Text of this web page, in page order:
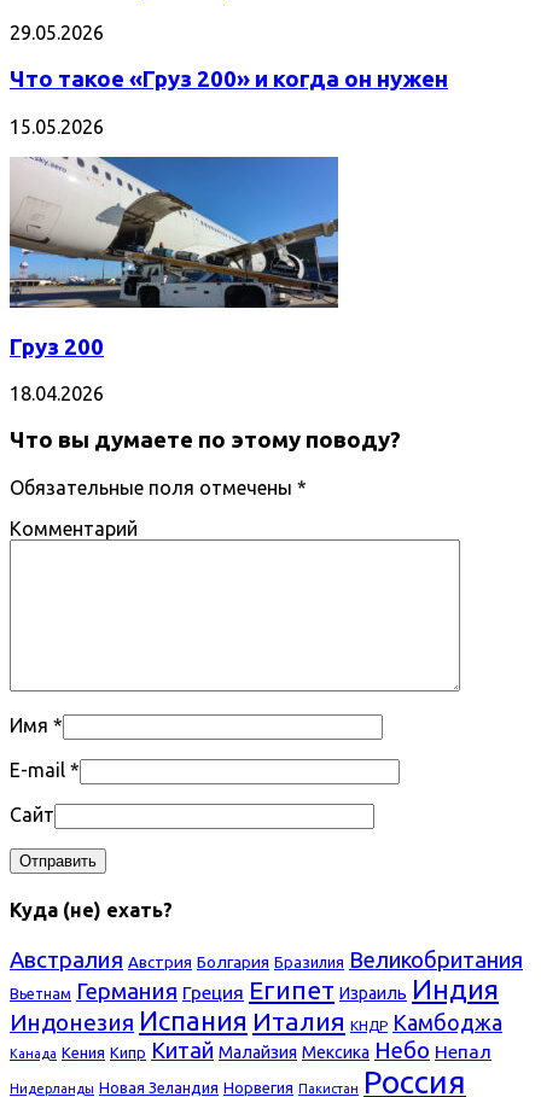
29.05.2026
Что такое «Груз 200» и когда он нужен
15.05.2026
Груз 200
18.04.2026
Что вы думаете по этому поводу?
Обязательные поля отмечены *
Комментарий
Имя *
E-mail *
Сайт
Куда (не) ехать?
Австралия Австрия Болгария Бразилия Великобритания
Вьетнам Германия Греция Египет Израиль Индия
Индонезия Испания Италия КНДР Камбоджа
Канада Кения Кипр Китай Малайзия Мексика Небо Непал
Нидерланды Новая Зеландия Норвегия Пакистан Россия